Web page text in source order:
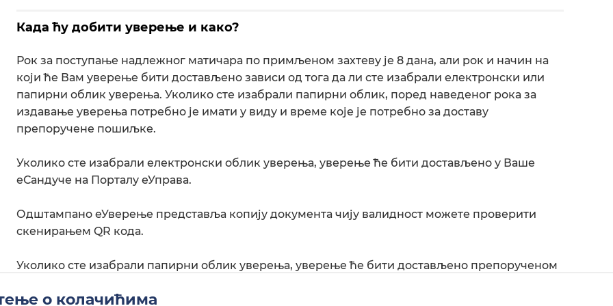
Када ћу добити уверење и како?
Рок за поступање надлежног матичара по примљеном захтеву је 8 дана, али рок и начин на
који ће Вам уверење бити достављено зависи од тога да ли сте изабрали електронски или
папирни облик уверења. Уколико сте изабрали папирни облик, поред наведеног рока за
издавање уверења потребно је имати у виду и време које је потребно за доставу
препоручене пошиљке.
Уколико сте изабрали електронски облик уверења, уверење ће бити достављено у Ваше
еСандуче на Порталу еУправа.
Одштампано еУверење представља копију документа чију валидност можете проверити
скенирањем QR кода.
Уколико сте изабрали папирни облик уверења, уверење ће бити достављено препорученом
о колачићима